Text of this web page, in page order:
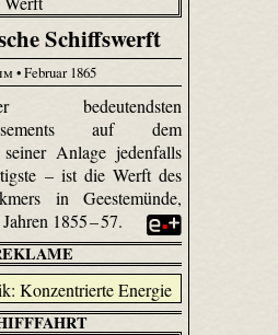
Schiffswerft
• Februar 1865
auf dem
Anlage jedenfalls
– ist die Werft des
in Geestemünde,
1855 – 57.